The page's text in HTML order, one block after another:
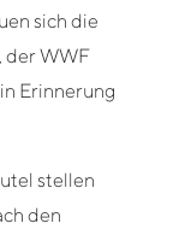
sich die
der WWF
Erinnerung
stellen
den